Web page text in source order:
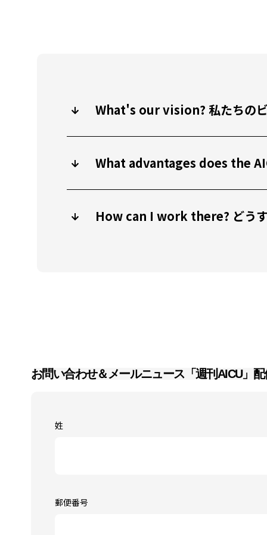
What's our vision? 私たちの
What advantages does the
How can I work there? どう
お問い合わせ＆メールニュース「週刊AICU」配
姓
郵便番号